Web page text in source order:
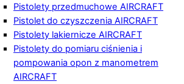
Pistolety przedmuchowe AIRCRAFT
Pistolet do czyszczenia AIRCRAFT
Pistolety lakiernicze AIRCRAFT
Pistolety do pomiaru ciśnienia i
pompowania opon z manometrem
AIRCRAFT